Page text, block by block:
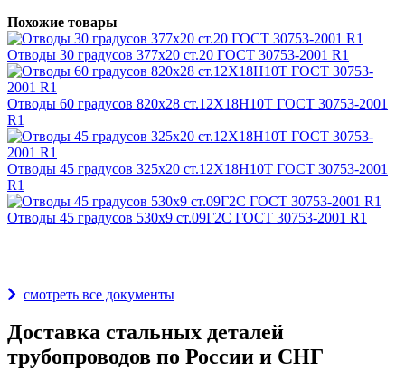
Похожие товары
Отводы 30 градусов 377х20 ст.20 ГОСТ 30753-2001 R1
Отводы 60 градусов 820х28 ст.12Х18Н10Т ГОСТ 30753-2001
R1
Отводы 45 градусов 325х20 ст.12Х18Н10Т ГОСТ 30753-2001
R1
Отводы 45 градусов 530х9 ст.09Г2С ГОСТ 30753-2001 R1
смотреть все документы
Доставка стальных деталей
трубопроводов по России и СНГ